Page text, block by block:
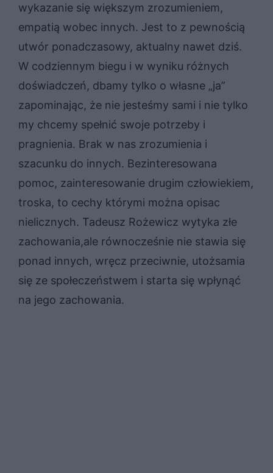
wykazanie się większym zrozumieniem,
empatią wobec innych. Jest to z pewnością
utwór ponadczasowy, aktualny nawet dziś.
W codziennym biegu i w wyniku różnych
doświadczeń, dbamy tylko o własne „ja”
zapominając, że nie jesteśmy sami i nie tylko
my chcemy spełnić swoje potrzeby i
pragnienia. Brak w nas zrozumienia i
szacunku do innych. Bezinteresowana
pomoc, zainteresowanie drugim człowiekiem,
troska, to cechy którymi można opisac
nielicznych. Tadeusz Rożewicz wytyka złe
zachowania,ale równocześnie nie stawia się
ponad innych, wręcz przeciwnie, utożsamia
się ze społeczeństwem i starta się wpłynąć
na jego zachowania.